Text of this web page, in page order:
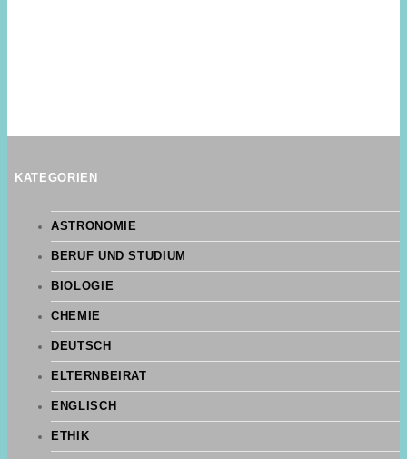
KATEGORIEN
ASTRONOMIE
BERUF UND STUDIUM
BIOLOGIE
CHEMIE
DEUTSCH
ELTERNBEIRAT
ENGLISCH
ETHIK